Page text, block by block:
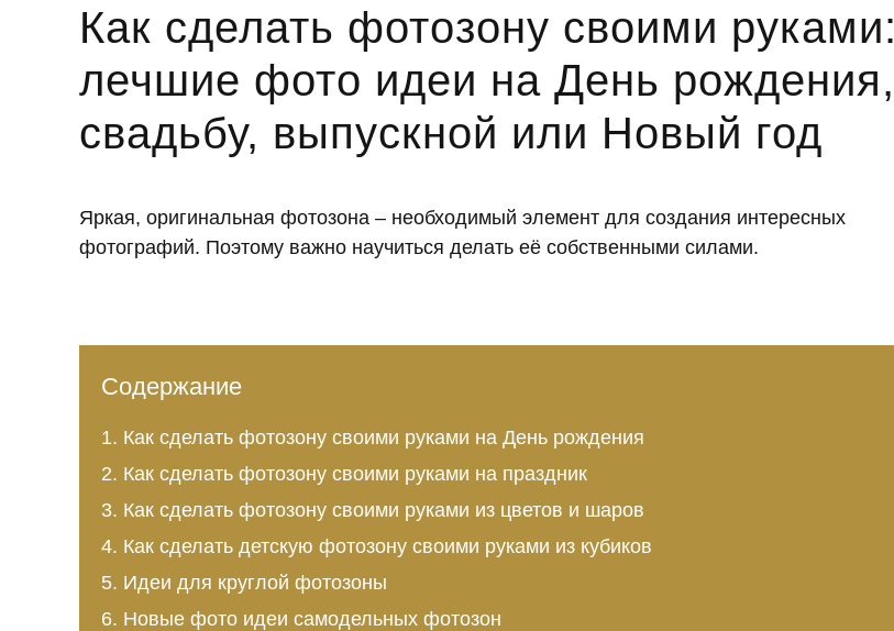
Как сделать фотозону своими руками:
лечшие фото идеи на День рождения,
свадьбу, выпускной или Новый год
Яркая, оригинальная фотозона – необходимый элемент для создания интересных
фотографий. Поэтому важно научиться делать её собственными силами.
Содержание
Как сделать фотозону своими руками на День рождения
Как сделать фотозону своими руками на праздник
Как сделать фотозону своими руками из цветов и шаров
Как сделать детскую фотозону своими руками из кубиков
Идеи для круглой фотозоны
Новые фото идеи самодельных фотозон